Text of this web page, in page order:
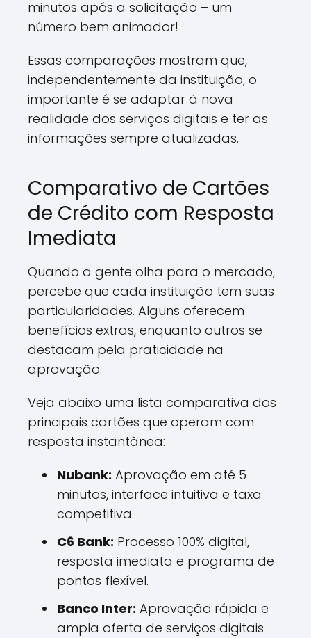
minutos após a solicitação – um
número bem animador!
Essas comparações mostram que,
independentemente da instituição, o
importante é se adaptar à nova
realidade dos serviços digitais e ter as
informações sempre atualizadas.
Comparativo de Cartões
de Crédito com Resposta
Imediata
Quando a gente olha para o mercado,
percebe que cada instituição tem suas
particularidades. Alguns oferecem
benefícios extras, enquanto outros se
destacam pela praticidade na
aprovação.
Veja abaixo uma lista comparativa dos
principais cartões que operam com
resposta instantânea:
Nubank: Aprovação em até 5
minutos, interface intuitiva e taxa
competitiva.
C6 Bank: Processo 100% digital,
resposta imediata e programa de
pontos flexível.
Banco Inter: Aprovação rápida e
ampla oferta de serviços digitais